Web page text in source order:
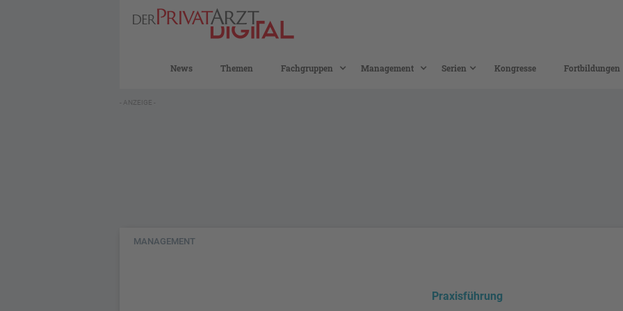
News Themen Fachgruppen Management Serien Kongresse Fortbildungen
- ANZEIGE -
MANAGEMENT
Praxisführung